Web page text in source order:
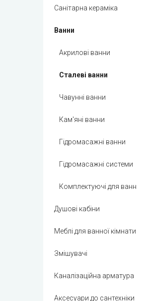
Санітарна кераміка
Ванни
Акрилові ванни
Сталеві ванни
Чавунні ванни
Кам'яні ванни
Гідромасажні ванни
Гідромасажні системи
Комплектуючі для ванн
Душові кабіни
Меблі для ванної кімнати
Змішувачі
Каналізаційна арматура
Аксесуари до сантехніки